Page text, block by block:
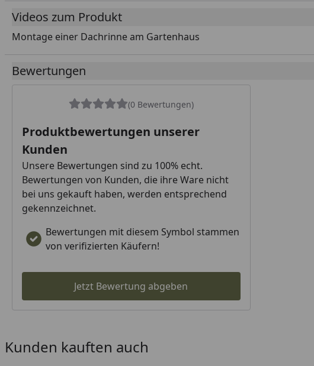
Videos zum Produkt
Montage einer Dachrinne am Gartenhaus
Youtube-Video
Bewertungen
(0 Bewertungen)
Produktbewertungen unserer
Kunden
Unsere Bewertungen sind zu 100% echt.
Bewertungen von Kunden, die ihre Ware nicht
bei uns gekauft haben, werden entsprechend
gekennzeichnet.
Bewertungen mit diesem Symbol stammen
von verifizierten Käufern!
Jetzt Bewertung abgeben
Kunden kauften auch